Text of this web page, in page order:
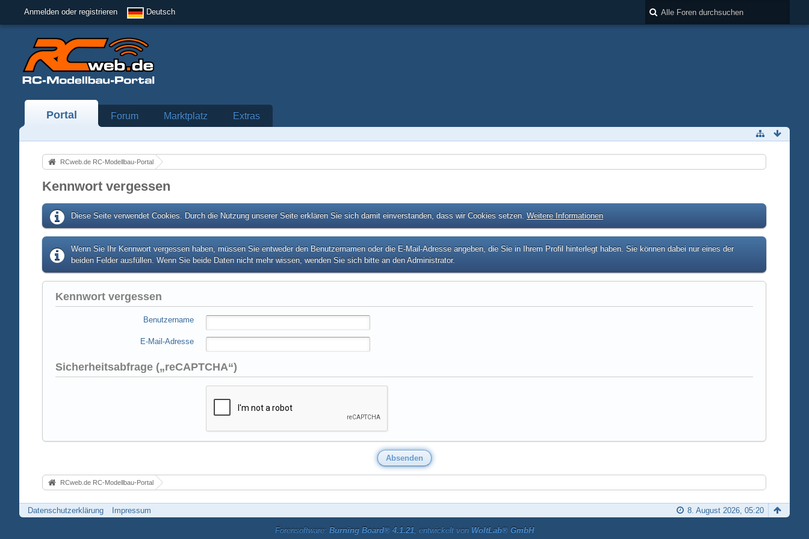
Anmelden oder registrieren Deutsch
Portal Forum Marktplatz Extras
RCweb.de RC-Modellbau-Portal
Kennwort vergessen
Diese Seite verwendet Cookies. Durch die Nutzung unserer Seite erklären Sie sich damit einverstanden, dass wir Cookies setzen. Weitere Informationen
Wenn Sie Ihr Kennwort vergessen haben, müssen Sie entweder den Benutzernamen oder die E-Mail-Adresse angeben, die Sie in Ihrem Profil hinterlegt haben. Sie können dabei nur eines der
beiden Felder ausfüllen. Wenn Sie beide Daten nicht mehr wissen, wenden Sie sich bitte an den Administrator.
Kennwort vergessen
Benutzername
E-Mail-Adresse
Sicherheitsabfrage („reCAPTCHA“)
RCweb.de RC-Modellbau-Portal
Datenschutzerklärung Impressum 8. August 2026, 05:20
Forensoftware: Burning Board® 4.1.21, entwickelt von WoltLab® GmbH